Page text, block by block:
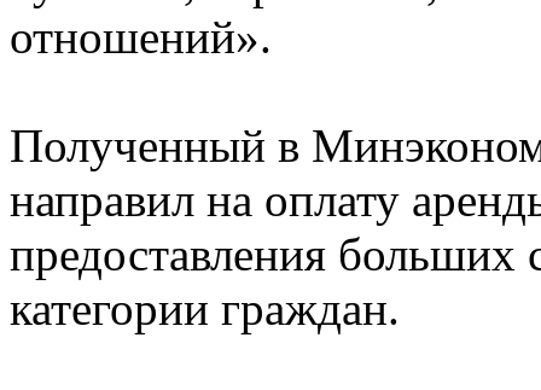
отношений».
Полученный в
направил на оплату
предоставления больших
категории граждан.